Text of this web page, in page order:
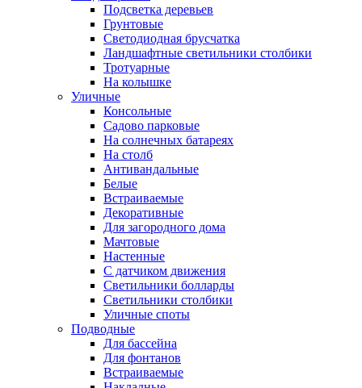
Подсветка деревьев
Грунтовые
Светодиодная брусчатка
Ландшафтные светильники столбики
Тротуарные
На колышке
Уличные
Консольные
Садово парковые
На солнечных батареях
На столб
Антивандальные
Белые
Встраиваемые
Декоративные
Для загородного дома
Мачтовые
Настенные
С датчиком движения
Светильники болларды
Светильники столбики
Уличные споты
Подводные
Для бассейна
Для фонтанов
Встраиваемые